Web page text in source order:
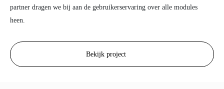
partner dragen we bij aan de gebruikerservaring over alle modules
heen.
Bekijk project